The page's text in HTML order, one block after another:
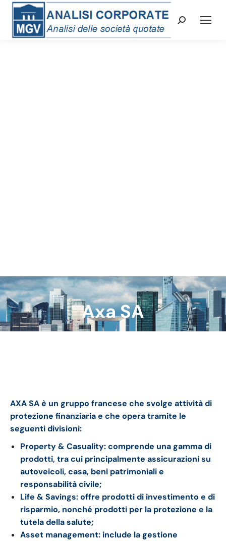
Cerca:
Axa SA
Tu sei qui:
AXA SA è un gruppo francese che svolge attività di
protezione finanziaria e che opera tramite le
seguenti divisioni:
Property & Casuality: comprende una gamma di
prodotti, tra cui principalmente assicurazioni su
autoveicoli, casa, beni patrimoniali e
responsabilità civile;
Life & Savings: offre prodotti di investimento e di
risparmio, nonché prodotti per la protezione e la
tutela della salute;
Asset management: include la gestione